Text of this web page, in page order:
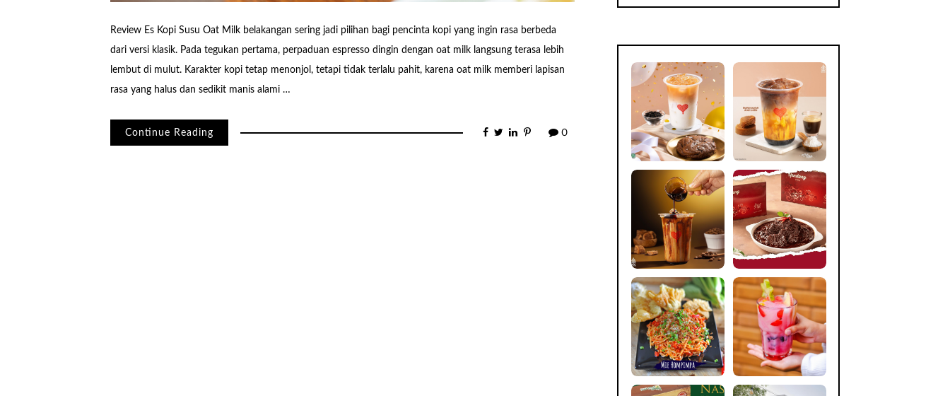
Review Es Kopi Susu Oat Milk belakangan sering jadi pilihan bagi pencinta kopi yang ingin rasa berbeda
dari versi klasik. Pada tegukan pertama, perpaduan espresso dingin dengan oat milk langsung terasa lebih
lembut di mulut. Karakter kopi tetap menonjol, tetapi tidak terlalu pahit, karena oat milk memberi lapisan
rasa yang halus dan sedikit manis alami …
Continue Reading 0